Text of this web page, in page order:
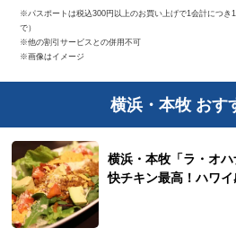
※パスポートは税込300円以上のお買い上げで1会計につき
で）
※他の割引サービスとの併用不可
※画像はイメージ
横浜・本牧 おす
横浜・本牧「ラ・オ
快チキン最高！ハワ